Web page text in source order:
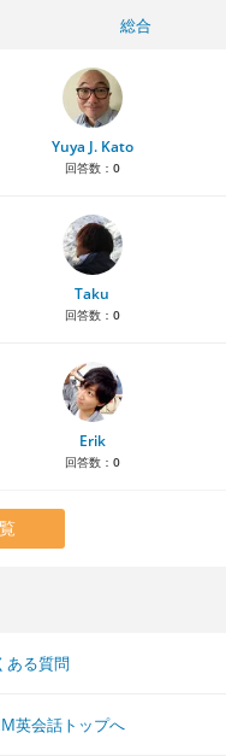
総合
Yuya J. Kato
回答数： 0
Taku
回答数： 0
Erik
回答数： 0
ある質問
英会話トップへ